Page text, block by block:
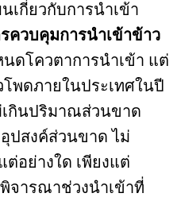
เกี่ยวกับการนำเข้า
ควบคุมการนำเข้าข้าว
ดโควตาการนำเข้า แต่
พดภายในประเทศในปี
กินปริมาณส่วนขาด
อุปสงค์ส่วนขาด ไม่
อย่างใด เพียงแต่
จารณาช่วงนำเข้าที่